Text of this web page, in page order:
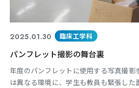
2025.01.30 臨床工学科
パンフレット撮影の舞台裏
年度のパンフレットに使用する写真撮影
は異なる環境に、学生も教員も緊張し